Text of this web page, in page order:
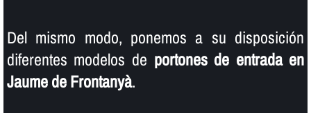
Del mismo modo, ponemos a su disposición
diferentes modelos de portones de entrada en
Jaume de Frontanyà.